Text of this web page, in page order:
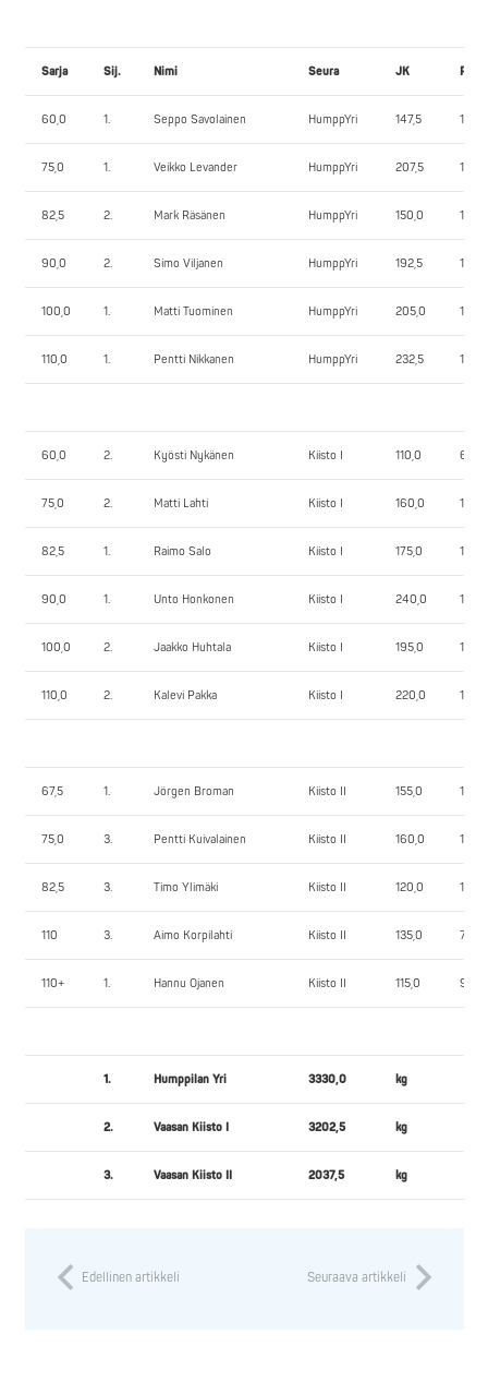
Sarja Sij. Nimi Seura JK PP
60,0 1. Seppo Savolainen HumppYri 147,5 100,0
75,0 1. Veikko Levander HumppYri 207,5 142,5
82,5 2. Mark Räsänen HumppYri 150,0 120,0
90,0 2. Simo Viljanen HumppYri 192,5 120,0
100,0 1. Matti Tuominen HumppYri 205,0 155,0
110,0 1. Pentti Nikkanen HumppYri 232,5 150,0
60,0 2. Kyösti Nykänen Kiisto I 110,0 65,0
75,0 2. Matti Lahti Kiisto I 160,0 115,0
82,5 1. Raimo Salo Kiisto I 175,0 152,5
90,0 1. Unto Honkonen Kiisto I 240,0 160,0
100,0 2. Jaakko Huhtala Kiisto I 195,0 140,0
110,0 2. Kalevi Pakka Kiisto I 220,0 135,0
67,5 1. Jörgen Broman Kiisto II 155,0 110,0
75,0 3. Pentti Kuivalainen Kiisto II 160,0 100,0
82,5 3. Timo Ylimäki Kiisto II 120,0 102,5
110 3. Aimo Korpilahti Kiisto II 135,0 70,0
110+ 1. Hannu Ojanen Kiisto II 115,0 90,0
1. Humppilan Yri 3330,0 kg
2. Vaasan Kiisto I 3202,5 kg
3. Vaasan Kiisto II 2037,5 kg
Edellinen artikkeli Seuraava artikkeli